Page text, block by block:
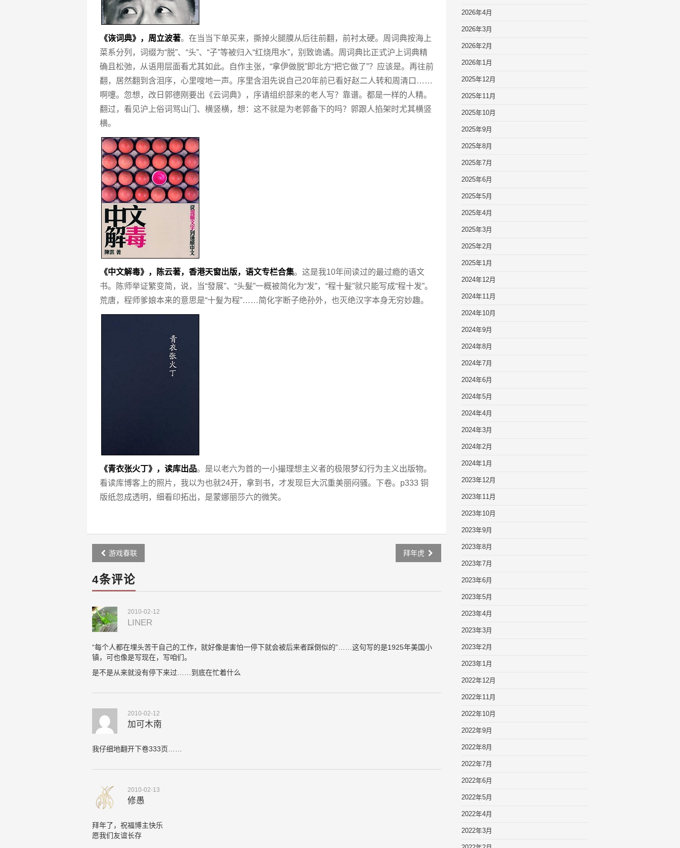
《诙词典》，周立波著。在当当下单买来，撕掉火腿膜从后往前翻，前衬太硬。周词典按海上
菜系分列，词缀为“脱”、“头”、“子”等被归入“红烧甩水”，别致诡谲。周词典比正式沪上词典精
确且松弛，从语用层面看尤其如此。自作主张，“拿伊做脱”即北方“把它做了”？应该是。再往前
翻，居然翻到含泪序，心里嗖地一声。序里含泪先说自己20年前已看好赵二人转和周清口……
啊嚏。忽想，改日郭德刚要出《云词典》，序请组织部来的老人写？靠谱。都是一样的人精。
翻过，看见沪上俗词骂山门、横竖横，想：这不就是为老郭备下的吗？郭跟人掐架时尤其横竖
横。
《中文解毒》，陈云著，香港天窗出版，语文专栏合集。这是我10年间读过的最过瘾的语文
书。陈师举证繁变简，说，当“發展”、“头髮”一概被简化为“发”，“程十髮”就只能写成“程十发”。
荒唐，程师爹娘本来的意思是“十髮为程”……简化字断子绝孙外，也灭绝汉字本身无穷妙趣。
《青衣张火丁》，读库出品。是以老六为首的一小撮理想主义者的极限梦幻行为主义出版物。
看读库博客上的照片，我以为也就24开，拿到书，才发现巨大沉重美丽闷骚。下卷。p333 铜
版纸忽成透明，细看印拓出，是蒙娜丽莎六的微笑。
Post
navigation
游戏春联 拜年虎
4条评论
2010-02-12
LINER
“每个人都在埋头苦干自己的工作，就好像是害怕一停下就会被后来者踩倒似的”……这句写的是1925年美国小
镇，可也像是写现在，写咱们。
是不是从来就没有停下来过……到底在忙着什么
2010-02-12
加可木南
我仔细地翻开下卷333页……
2010-02-13
修愚
拜年了，祝福博主快乐
愿我们友谊长存
2026年4月
2026年3月
2026年2月
2026年1月
2025年12月
2025年11月
2025年10月
2025年9月
2025年8月
2025年7月
2025年6月
2025年5月
2025年4月
2025年3月
2025年2月
2025年1月
2024年12月
2024年11月
2024年10月
2024年9月
2024年8月
2024年7月
2024年6月
2024年5月
2024年4月
2024年3月
2024年2月
2024年1月
2023年12月
2023年11月
2023年10月
2023年9月
2023年8月
2023年7月
2023年6月
2023年5月
2023年4月
2023年3月
2023年2月
2023年1月
2022年12月
2022年11月
2022年10月
2022年9月
2022年8月
2022年7月
2022年6月
2022年5月
2022年4月
2022年3月